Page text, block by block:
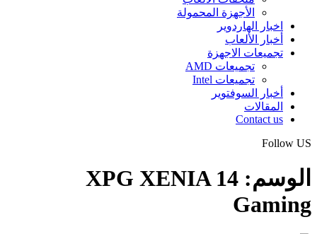
الأجهزة المحمولة
اخبار الهاردوير
أخبار الألعاب
تجميعات الاجهزة
تجميعات AMD
تجميعات Intel
أخبار السوفتوير
المقالات
Contact us
Follow US
الوسم: XPG XENIA 14
Gaming